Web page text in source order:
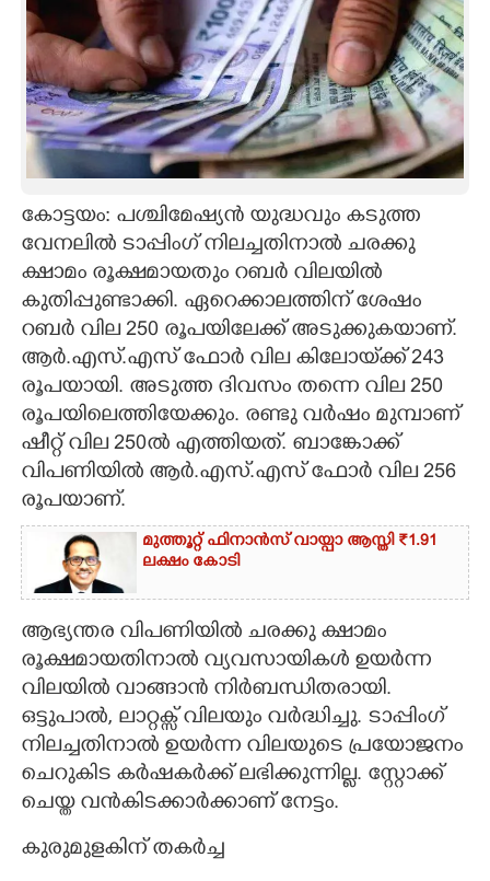
INFO+
ART
ASTRO
CARTOONS
LITERATURE
CONTACT US
കോട്ടയം: പശ്ചിമേഷ്യൻ യുദ്ധവും കടുത്ത
വേനലിൽ ടാപ്പിംഗ് നിലച്ചതിനാൽ ചരക്കു
ക്ഷാമം രൂക്ഷമായതും റബർ വിലയിൽ
കുതിപ്പുണ്ടാക്കി. ഏറെക്കാലത്തിന് ശേഷം
റബർ വില 250 രൂപയിലേക്ക് അടുക്കുകയാണ്.
ആർ.എസ്.എസ് ഫോർ വില കിലോയ്‌ക്ക് 243
രൂപയായി. അടുത്ത ദിവസം തന്നെ വില 250
രൂപയിലെത്തിയേക്കും. രണ്ടു വർഷം മുമ്പാണ്
ഷീറ്റ് വില 250ൽ എത്തിയത്. ബാങ്കോക്ക്
വിപണിയിൽ ആർ.എസ്.എസ് ഫോർ വില 256
രൂപയാണ്.
മുത്തൂറ്റ് ഫിനാൻസ് വായ്പാ ആസ്തി ₹1.91
ലക്ഷം കോടി
ആഭ്യന്തര വിപണിയിൽ ചരക്കു ക്ഷാമം
രൂക്ഷമായതിനാൽ വ്യവസായികൾ ഉയർന്ന
വിലയിൽ വാങ്ങാൻ നിർബന്ധിതരായി.
ഒട്ടുപാൽ, ലാറ്റക്സ് വിലയും വർദ്ധിച്ചു. ടാപ്പിംഗ്
നിലച്ചതിനാൽ ഉയർന്ന വിലയുടെ പ്രയോജനം
ചെറുകിട കർഷകർക്ക് ലഭിക്കുന്നില്ല. സ്റ്റോക്ക്
ചെയ്ത വൻകിടക്കാർക്കാണ് നേട്ടം.
കുരുമുളകിന് തകർച്ച